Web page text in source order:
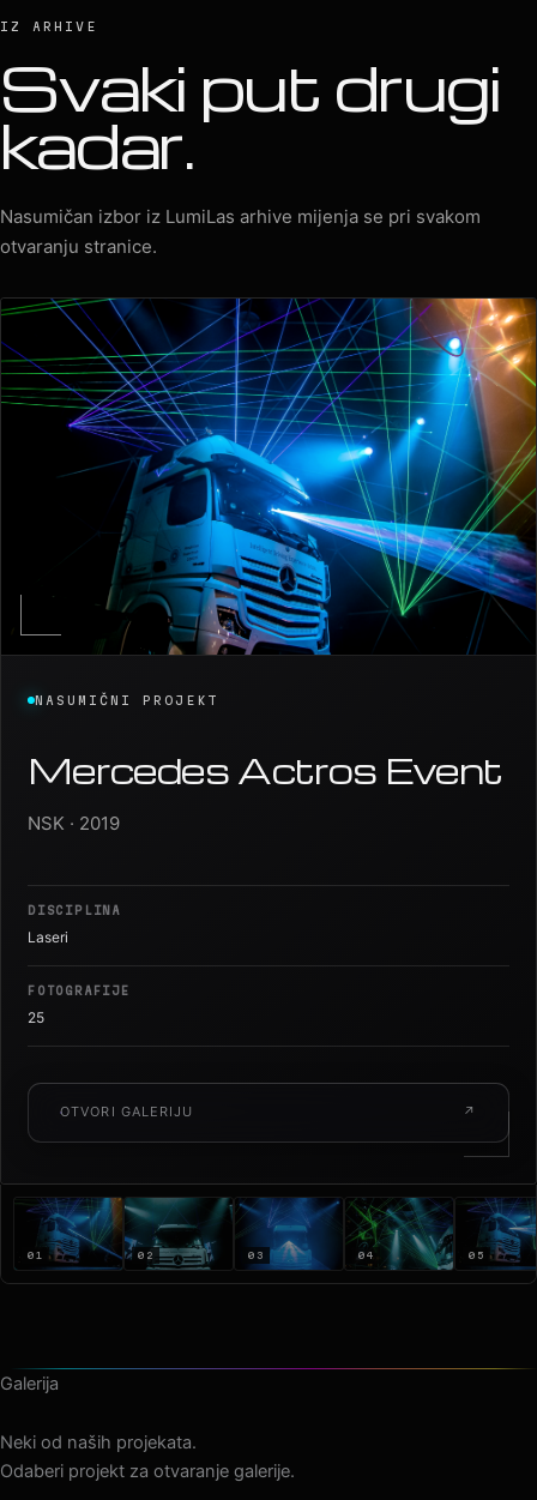
Svaki put drugi
kadar.
Nasumičan izbor iz LumiLas arhive mijenja se pri svakom
Mercedes Actros Event
DISCIPLINA
Laseri
FOTOGRAFIJE
25
OTVORI GALERIJU ↗
01 02 03 04 05
Neki od naših projekata.